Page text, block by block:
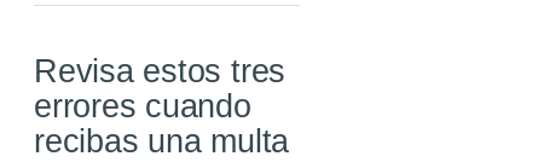
Revisa estos tres
errores cuando
recibas una multa